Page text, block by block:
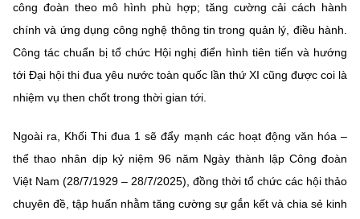
công đoàn theo mô hình phù hợp; tăng cường cải cách hành
chính và ứng dụng công nghệ thông tin trong quản lý, điều hành.
Công tác chuẩn bị tổ chức Hội nghị điển hình tiên tiến và hướng
tới Đại hội thi đua yêu nước toàn quốc lần thứ XI cũng được coi là
nhiệm vụ then chốt trong thời gian tới.
Ngoài ra, Khối Thi đua 1 sẽ đẩy mạnh các hoạt động văn hóa –
thể thao nhân dịp kỷ niệm 96 năm Ngày thành lập Công đoàn
Việt Nam (28/7/1929 – 28/7/2025), đồng thời tổ chức các hội thảo
chuyên đề, tập huấn nhằm tăng cường sự gắn kết và chia sẻ kinh